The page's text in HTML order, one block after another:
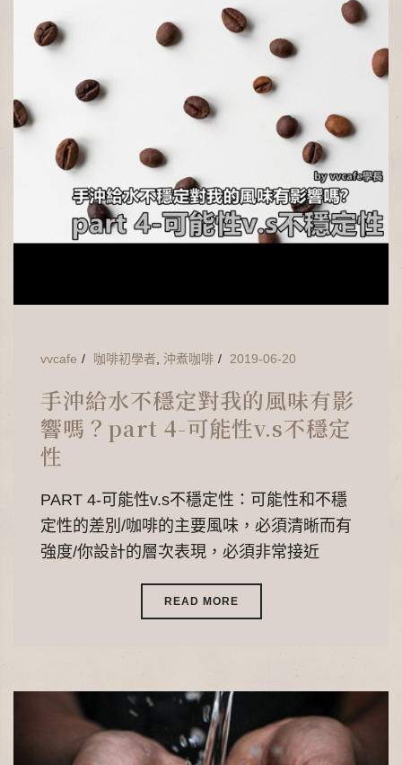
vvcafe 咖啡初學者 沖煮咖啡 2019-06-20
手沖給水不穩定對我的風味有影
響嗎？part 4-可能性v.s不穩定
性
PART 4-可能性v.s不穩定性：可能性和不穩
定性的差別/咖啡的主要風味，必須清晰而有
強度/你設計的層次表現，必須非常接近
READ MORE